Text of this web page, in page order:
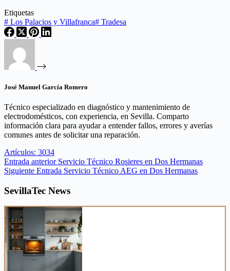
Etiquetas
# Los Palacios y Villafranca# Tradesa
José Manuel García Romero
Técnico especializado en diagnóstico y mantenimiento de
electrodomésticos, con experiencia, en Sevilla. Comparto
información clara para ayudar a entender fallos, errores y averías
comunes antes de solicitar una reparación.
Artículos: 3034
Entrada anterior Servicio Técnico Rosieres en Dos Hermanas
Siguiente Entrada Servicio Técnico AEG en Dos Hermanas
SevillaTec News